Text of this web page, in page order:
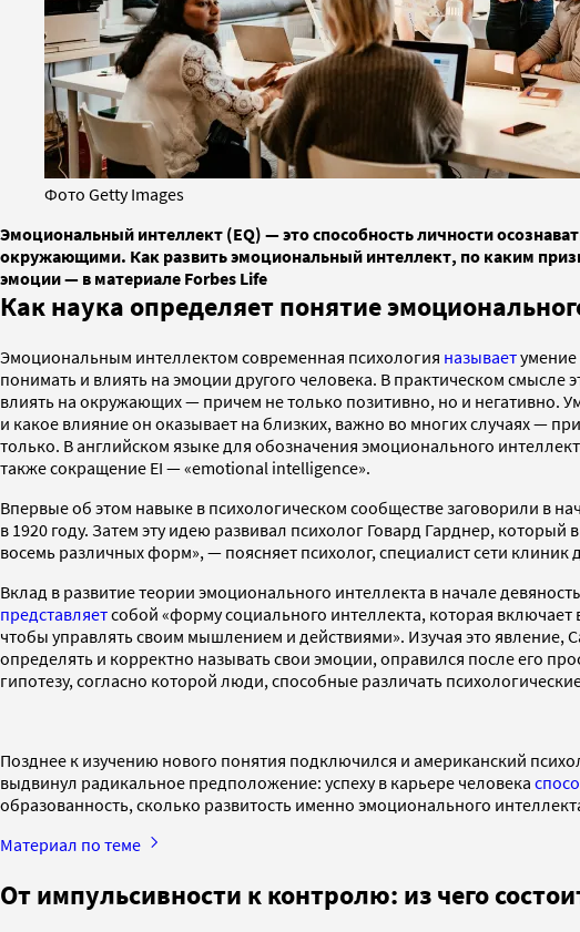
Фото Getty Images
Эмоциональный интеллект (EQ) — это способность личности
окружающими. Как развить эмоциональный интеллект, по каким
эмоции — в материале Forbes Life
Как наука определяет понятие
Эмоциональным интеллектом современная психология называетумение
понимать и влиять на эмоции другого человека. В практическом
влиять на окружающих — причем не только позитивно, но и негативно.
и какое влияние он оказывает на близких, важно во многих случаях —
только. В английском языке для обозначения эмоционального
также сокращение EI — «emotional intelligence».
Впервые об этом навыке в психологическом сообществе заговорили в
в 1920 году. Затем эту идею развивал психолог Говард Гарднер,
восемь различных форм», — поясняет психолог, специалист сети
Вклад в развитие теории эмоционального интеллекта в начале
представляетсобой «форму социального интеллекта, которая включает
чтобы управлять своим мышлением и действиями». Изучая это
определять и корректно называть свои эмоции, оправился после его
гипотезу, согласно которой люди, способные различать
Позднее к изучению нового понятия подключился и американский
выдвинул радикальное предположение: успеху в карьере человека
образованность, сколько развитость именно эмоционального
Материал по теме
От импульсивности к контролю: из чего